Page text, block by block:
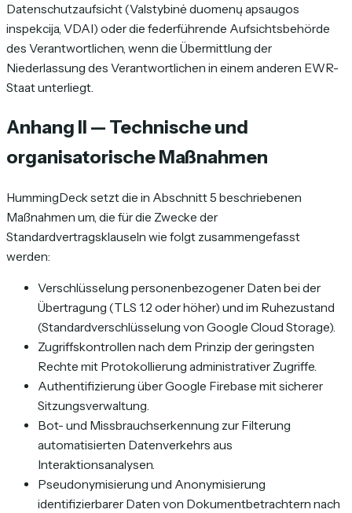
Datenschutzaufsicht (Valstybinė duomenų apsaugos
inspekcija, VDAI) oder die federführende Aufsichtsbehörde
des Verantwortlichen, wenn die Übermittlung der
Niederlassung des Verantwortlichen in einem anderen EWR-
Staat unterliegt.
Anhang II — Technische und
organisatorische Maßnahmen
HummingDeck setzt die in Abschnitt 5 beschriebenen
Maßnahmen um, die für die Zwecke der
Standardvertragsklauseln wie folgt zusammengefasst
werden:
Verschlüsselung personenbezogener Daten bei der
Übertragung (TLS 1.2 oder höher) und im Ruhezustand
(Standardverschlüsselung von Google Cloud Storage).
Zugriffskontrollen nach dem Prinzip der geringsten
Rechte mit Protokollierung administrativer Zugriffe.
Authentifizierung über Google Firebase mit sicherer
Sitzungsverwaltung.
Bot- und Missbrauchserkennung zur Filterung
automatisierten Datenverkehrs aus
Interaktionsanalysen.
Pseudonymisierung und Anonymisierung
identifizierbarer Daten von Dokumentbetrachtern nach